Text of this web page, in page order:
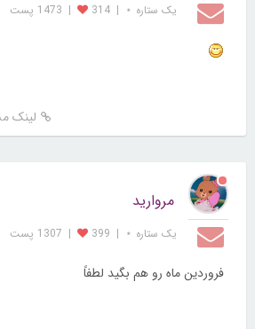
یک ستاره ⋆ |
314
| 1473 پست
لینک
مروارید
یک ستاره ⋆ |
399
| 1307 پست
فروردین ماه رو هم بگید لطفاً